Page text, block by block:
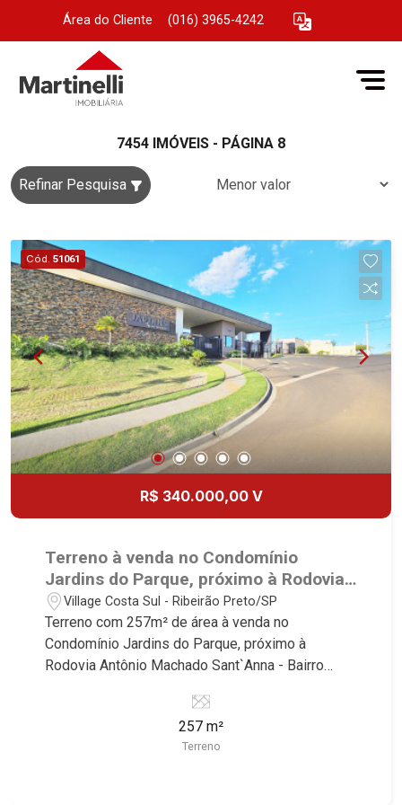
Área do Cliente (016) 3965-4242
7454 IMÓVEIS - PÁGINA 8
Refinar Pesquisa
Cód. 51061
R$ 340.000,00 V
Terreno à venda no Condomínio
Jardins do Parque, próximo à Rodovia
Antônio Machado Sant`Anna - Ribeirão
Preto/SP.
Village Costa Sul - Ribeirão Preto/SP
Terreno com 257m² de área à venda no
Condomínio Jardins do Parque, próximo à
Rodovia Antônio Machado Sant`Anna - Bairro
características deste imóvel que a Martinelli
Imobiliária selecionou para você: - 257m² de área
terreno - Aclive - Condomínio fechado - Portaria
257 m²
Terreno